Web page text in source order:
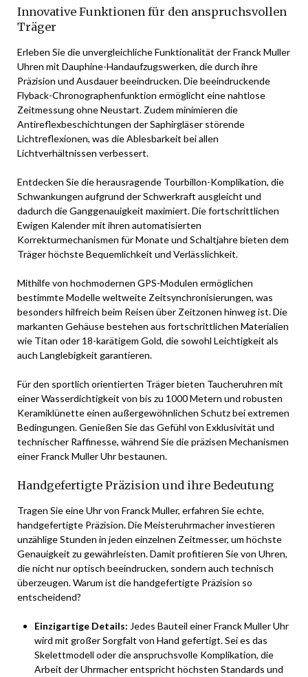
Innovative Funktionen für den anspruchsvollen
Träger
Erleben Sie die unvergleichliche Funktionalität der Franck Muller
Uhren mit Dauphine-Handaufzugswerken, die durch ihre
Präzision und Ausdauer beeindrucken. Die beeindruckende
Flyback-Chronographenfunktion ermöglicht eine nahtlose
Zeitmessung ohne Neustart. Zudem minimieren die
Antireflexbeschichtungen der Saphirgläser störende
Lichtreflexionen, was die Ablesbarkeit bei allen
Lichtverhältnissen verbessert.
Entdecken Sie die herausragende Tourbillon-Komplikation, die
Schwankungen aufgrund der Schwerkraft ausgleicht und
dadurch die Ganggenauigkeit maximiert. Die fortschrittlichen
Ewigen Kalender mit ihren automatisierten
Korrekturmechanismen für Monate und Schaltjahre bieten dem
Träger höchste Bequemlichkeit und Verlässlichkeit.
Mithilfe von hochmodernen GPS-Modulen ermöglichen
bestimmte Modelle weltweite Zeitsynchronisierungen, was
besonders hilfreich beim Reisen über Zeitzonen hinweg ist. Die
markanten Gehäuse bestehen aus fortschrittlichen Materialien
wie Titan oder 18-karätigem Gold, die sowohl Leichtigkeit als
auch Langlebigkeit garantieren.
Für den sportlich orientierten Träger bieten Taucheruhren mit
einer Wasserdichtigkeit von bis zu 1000 Metern und robusten
Keramiklünette einen außergewöhnlichen Schutz bei extremen
Bedingungen. Genießen Sie das Gefühl von Exklusivität und
technischer Raffinesse, während Sie die präzisen Mechanismen
einer Franck Muller Uhr bestaunen.
Handgefertigte Präzision und ihre Bedeutung
Tragen Sie eine Uhr von Franck Muller, erfahren Sie echte,
handgefertigte Präzision. Die Meisteruhrmacher investieren
unzählige Stunden in jeden einzelnen Zeitmesser, um höchste
Genauigkeit zu gewährleisten. Damit profitieren Sie von Uhren,
die nicht nur optisch beeindrucken, sondern auch technisch
überzeugen. Warum ist die handgefertigte Präzision so
entscheidend?
Einzigartige Details: Jedes Bauteil einer Franck Muller Uhr
wird mit großer Sorgfalt von Hand gefertigt. Sei es das
Skelettmodell oder die anspruchsvolle Komplikation, die
Arbeit der Uhrmacher entspricht höchsten Standards und